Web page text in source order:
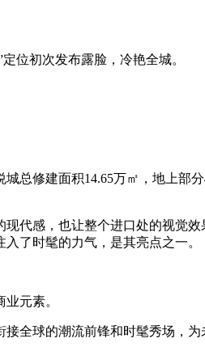
位初次发布露脸，冷艳全城。
修建面积14.65万㎡，地上部
代感，也让整个进口处的视觉效
了时髦的力气，是其亮点之一。
元素。
球的潮流前锋和时髦秀场，为